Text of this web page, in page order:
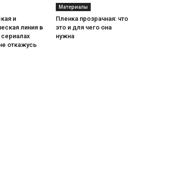
и
линия в
сериалах
откажусь
Материалы
Пленка прозрачная: что
это и для чего она
нужна